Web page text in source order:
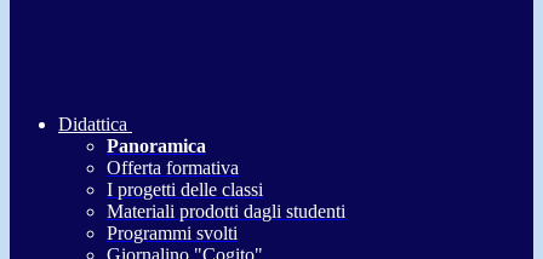
Didattica
Panoramica
Offerta formativa
I progetti delle classi
Materiali prodotti dagli studenti
Programmi svolti